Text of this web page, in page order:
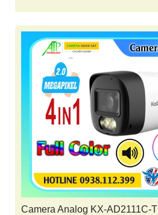
Camera Analog KX-AD2111C-T